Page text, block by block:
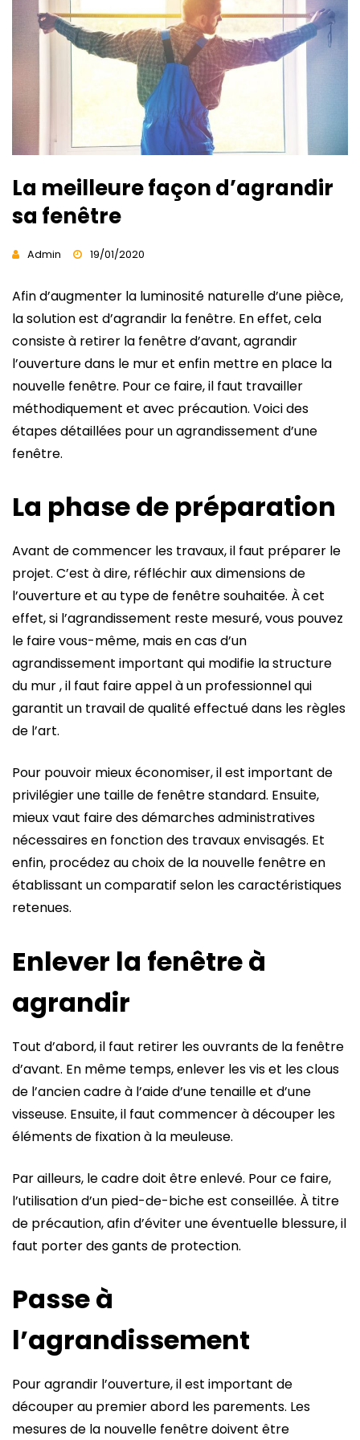
La meilleure façon d’agrandir
sa fenêtre
Admin 19/01/2020
Afin d’augmenter la luminosité naturelle d’une pièce,
la solution est d’agrandir la fenêtre. En effet, cela
consiste à retirer la fenêtre d’avant, agrandir
l’ouverture dans le mur et enfin mettre en place la
nouvelle fenêtre. Pour ce faire, il faut travailler
méthodiquement et avec précaution. Voici des
étapes détaillées pour un agrandissement d’une
fenêtre.
La phase de préparation
Avant de commencer les travaux, il faut préparer le
projet. C’est à dire, réfléchir aux dimensions de
l’ouverture et au type de fenêtre souhaitée. À cet
effet, si l’agrandissement reste mesuré, vous pouvez
le faire vous-même, mais en cas d’un
agrandissement important qui modifie la structure
du mur , il faut faire appel à un professionnel qui
garantit un travail de qualité effectué dans les règles
de l’art.
Pour pouvoir mieux économiser, il est important de
privilégier une taille de fenêtre standard. Ensuite,
mieux vaut faire des démarches administratives
nécessaires en fonction des travaux envisagés. Et
enfin, procédez au choix de la nouvelle fenêtre en
établissant un comparatif selon les caractéristiques
retenues.
Enlever la fenêtre à
agrandir
Tout d’abord, il faut retirer les ouvrants de la fenêtre
d’avant. En même temps, enlever les vis et les clous
de l’ancien cadre à l’aide d’une tenaille et d’une
visseuse. Ensuite, il faut commencer à découper les
éléments de fixation à la meuleuse.
Par ailleurs, le cadre doit être enlevé. Pour ce faire,
l’utilisation d’un pied-de-biche est conseillée. À titre
de précaution, afin d’éviter une éventuelle blessure, il
faut porter des gants de protection.
Passe à
l’agrandissement
Pour agrandir l’ouverture, il est important de
découper au premier abord les parements. Les
mesures de la nouvelle fenêtre doivent être